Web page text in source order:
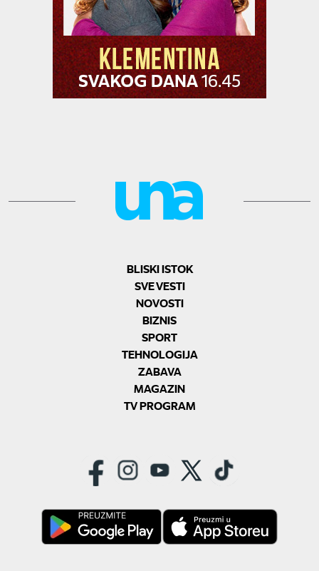
BLISKI ISTOK
SVE VESTI
NOVOSTI
BIZNIS
SPORT
TEHNOLOGIJA
ZABAVA
MAGAZIN
TV PROGRAM